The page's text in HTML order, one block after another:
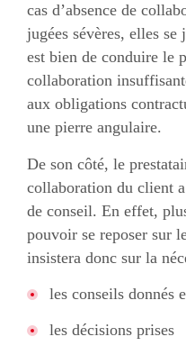
cas d’absence de
jugées sévères, elles
est bien de conduire le
collaboration
aux obligations
une pierre angulaire.
De son côté, le
collaboration du client
de conseil. En effet,
pouvoir se reposer sur
insistera donc sur la
les conseils donnés
les décisions prises